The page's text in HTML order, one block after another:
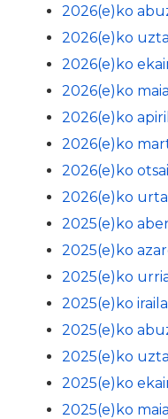
2026(e)ko
2026(e)ko
2026(e)ko
2026(e)ko
2026(e)ko
2026(e)ko
2026(e)ko
2026(e)ko
2025(e)ko
2025(e)ko
2025(e)ko
2025(e)ko iraila
2025(e)ko
2025(e)ko
2025(e)ko
2025(e)ko